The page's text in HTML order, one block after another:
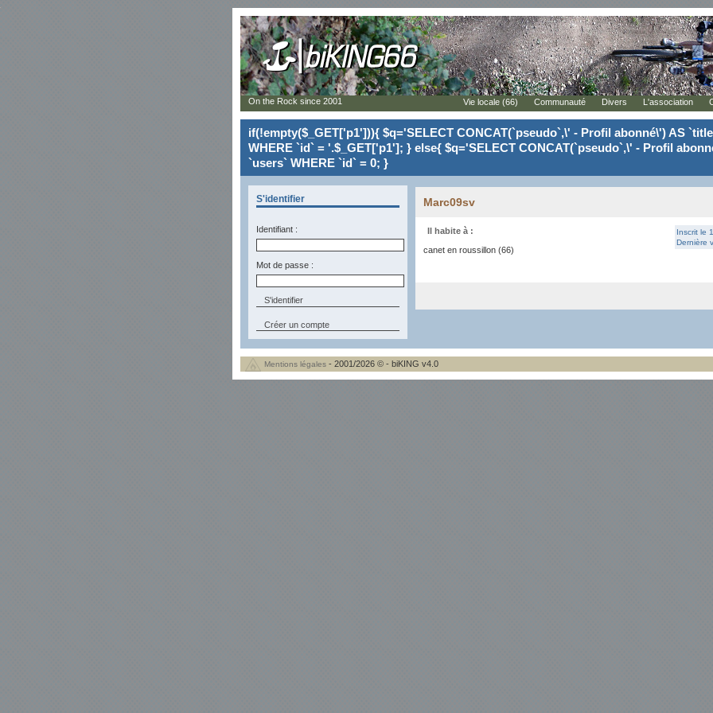
if(!empty($_GET['p1'])){ $q='SELECT CONCAT(`pseudo`,\' - Profil abonné\') AS
WHERE `id` = '.$_GET['p1']; } else{ $q='SELECT CONCAT(`pseudo`,\' - Profil
`users` WHERE `id` = 0; }
S'identifier
Identifiant :
Mot de passe :
Créer un compte
Marc09sv
Inscrit le
Dernière
Il habite à :
canet en roussillon (66)
On the Rock since 2001 Vie locale (66) Communauté Divers L'association
Mentions légales - 2001/2026 © - biKING v4.0